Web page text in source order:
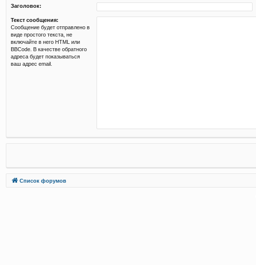
Заголовок:
Текст сообщения:
Сообщение будет отправлено в
виде простого текста, не
включайте в него HTML или
BBCode. В качестве обратного
адреса будет показываться
ваш адрес email.
Список форумов
Связаться с